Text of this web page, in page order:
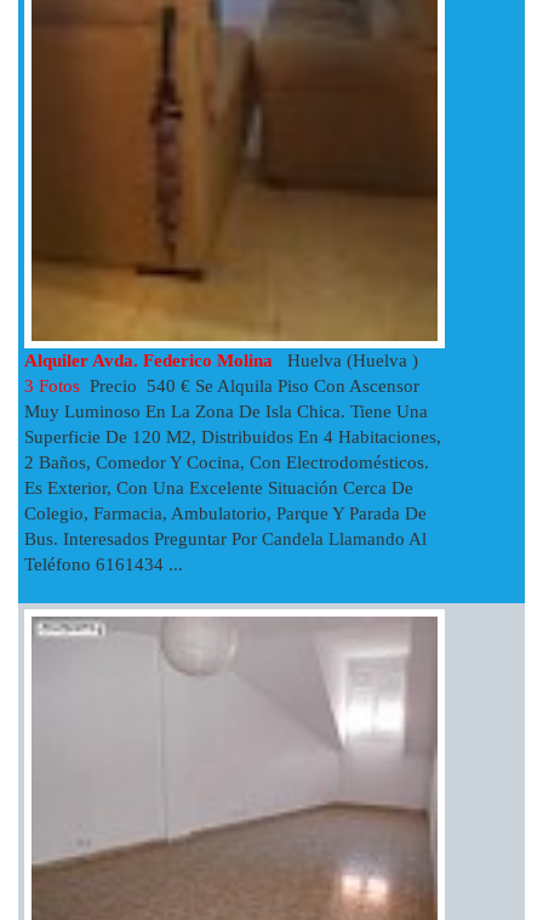
Alquiler Avda. Federico Molina
Huelva (Huelva )
3 Fotos Precio 540 € Se Alquila Piso Con Ascensor
Muy Luminoso En La Zona De Isla Chica. Tiene Una
Superficie De 120 M2, Distribuidos En 4 Habitaciones,
2 Baños, Comedor Y Cocina, Con Electrodomésticos.
Es Exterior, Con Una Excelente Situación Cerca De
Colegio, Farmacia, Ambulatorio, Parque Y Parada De
Bus. Interesados Preguntar Por Candela Llamando Al
Teléfono 6161434 ...